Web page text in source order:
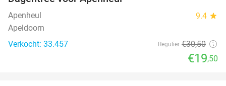
Apenheul 9.4 star
Apeldoorn
Verkocht: 33.457
Regulier €30,50
€19,50